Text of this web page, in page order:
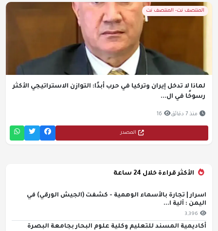
المنتصف نت- المنتصف نت
لماذا لا تدخل إيران وتركيا في حرب أبدًا: التوازن الاستراتيجي الأكثر
رسوخًا في ال...
منذ 7 دقائق 16
المصدر
الأكثر قراءة خلال 24 ساعة
اسرار | تجارة بالأسماء الوهمية - كشفت (الجيش الورقي) في
اليمن : آلية ا...
3,396
أكاديمية المسند للتعليم وكلية علوم البحار بجامعة البصرة